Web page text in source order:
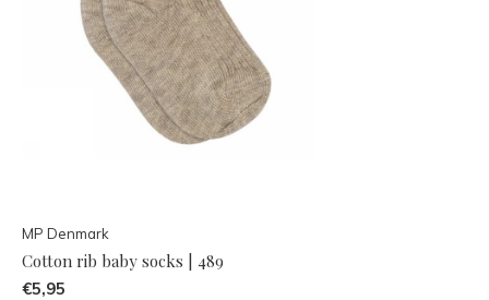
MP Denmark
Cotton rib baby socks | 489
€5,95